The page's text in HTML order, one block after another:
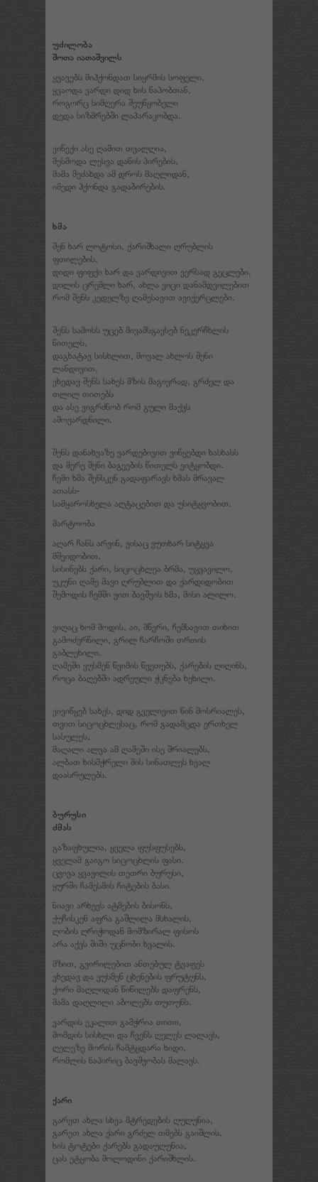
უძილობა
შოთა იათაშვილს
ყვავებს მიჰქონდათ სიყრმის სოფელი,
ყვაოდა ვარდი დიდ ხის ნაპობთან,
როგორც სიმღერა შეუწყობელი
დედა სიზმრებში ლაპარაკობდა.
ვიწექი ასე ღამით თვალღია,
მესმოდა ლესვა დანის პირების,
მამა მეძახდა ამ დროს მაღლიდან,
იმედი ჰქონდა გადაბირების.
ხმა
შენ ხარ ლოტოსი, ქარიშხალი ღრუბლის
ფთილების,
დიდი ფიფქი ხარ და ვარდივით ვერსად გეცლები,
დილის ცრემლი ხარ, ახლა ვიცი დანამდვილებით
რომ შენს კედელზე ღამესავით ავიქერცლები.
შენს სამოსს უცებ მივამსგავსებ ნეკერჩხლის
წითელს,
დაგხატავ სისხლით, მოვალ ახლოს შენი
ლანდივით,
ვხედავ შენს სახეს მზის მაგივრად, გრძელ და
თლილ თითებს
და ასე ვიგრძნობ რომ გული მაქვს
ამოვარდნილი.
შენს დანახვაზე ვარდებივით ვიწყებდი ხასხასს
და მერე შენი ბაგეების წითელს ვიტყობდი.
ჩემი ხმა შენსკენ გადაფარავს ხმას მრავალ
ათასს-
სამყაროსხელა აღტაცებით და უსიტყვობით.
მარტოობა
აღარ ჩანს არვინ, ვისაც ვუთხარ სიტყვა
მშვიდობით.
სისინებს ქარი, სიცოცხლეა ბრმა, უყვავილო,
უკუნი ღამე შავი ღრუბლით და ქარდიდობით
შემოდის ჩემში ვით ბავშვის ხმა, მისი ალილო.
ვიღაც ხომ მოდის, აი, მწერი, ჩემსავით თიხით
გამოძერწილი, გრილ ჩარჩოში თრთის
გაბლეხილი.
ღამეში ვუსმენ წვიმის წვეთებს, ქარების ღიღინს,
როცა ბაღებში ადრეული ჭკნება ხეხილი.
ვივიწყებ სახეს, დიდ გველივით წინ მოსრიალეს,
თვით სიცოცხლესაც, რომ გადამცდა ერთხელ
სასულეს,
მაღალი ალვა ამ ღამეში ისე შრიალებს,
ალბათ ხისმჭრელი მის სინათლეს ხვალ
დაასრულებს.
ბურუსი
ძმას
გაზაფხულია, ყველა ფუსფუსებს,
ყველამ გაიგო სიცოცხლის ფასი.
ცვივა ყვავილის თეთრი ბურუსი,
ყურში ჩამესმის ჩიტების ბასი.
ნიავი არხევს ატმების ბისონს,
ქუჩისკენ აფრა გაშლილა მსხალის,
ღობის ღრიჭოდან მომზირალ ფისოს
არა აქვს შიში უცნობი ხვალის.
მზით, გვირილებით ანთებულ ტვაფეს
ვხედავ და ვუსმენ ცხენების ფრუტუნს,
ქორი მაღლიდან წიწილებს დაფრენს,
მამა დაღლილი აბოლებს თუთუნს.
ვარდის ეკალით გამჭრია თითი,
მომდის სისხლი და ჩვენს ღელეს ლალავს,
ღელეზე მორის ჩამტყდარა ხიდი,
რომლის ნაპირიც ბავშვობას მალავს.
ქარი
გარეთ ახლა სხვა მტრედების ღუღუნია,
გარეთ ახლა ქარი გრძელ თმებს გაიშლის,
ხის ტოტები ქარებს გადაუღუნია,
ცას ეტყობა მოლოდინი ქარიშხლის.